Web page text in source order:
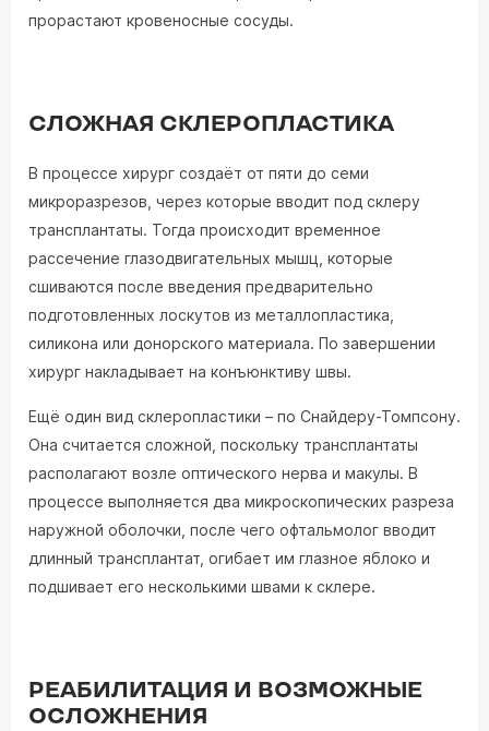
прорастают кровеносные сосуды.
СЛОЖНАЯ СКЛЕРОПЛАСТИКА
В процессе хирург создаёт от пяти до семи
микроразрезов, через которые вводит под склеру
трансплантаты. Тогда происходит временное
рассечение глазодвигательных мышц, которые
сшиваются после введения предварительно
подготовленных лоскутов из металлопластика,
силикона или донорского материала. По завершении
хирург накладывает на конъюнктиву швы.
Ещё один вид склеропластики – по Снайдеру-Томпсону.
Она считается сложной, поскольку трансплантаты
располагают возле оптического нерва и макулы. В
процессе выполняется два микроскопических разреза
наружной оболочки, после чего офтальмолог вводит
длинный трансплантат, огибает им глазное яблоко и
подшивает его несколькими швами к склере.
РЕАБИЛИТАЦИЯ И ВОЗМОЖНЫЕ
ОСЛОЖНЕНИЯ